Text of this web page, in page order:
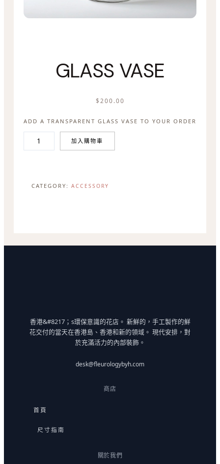
GLASS VASE
$200.00
ADD A TRANSPARENT GLASS VASE TO YOUR ORDER
L
數
加入購物車
CATEGORY: ACCESSORY
香港&#8217；s環保意識的花店。 新鮮的，手工製作的鮮
花交付的當天在香港島、香港和新的領域。 現代安排，對
於充滿活力的內部裝飾。
desk@fleurologybyh.com
商店
首頁
尺寸指南
關於我們